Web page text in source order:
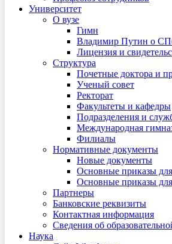
Университет
О вузе
Гимн
Владимир Путин о
Лицензия и
Структура
Почетные доктора и
Ученый совет
Ректорат
Факультеты и кафедры
Подразделения и
Международная
Филиалы
Нормативные документы
Новые документы
Основные приказы
Основные приказы для
Партнеры
Банковские реквизиты
Контактная информация
Сведения об
Наука